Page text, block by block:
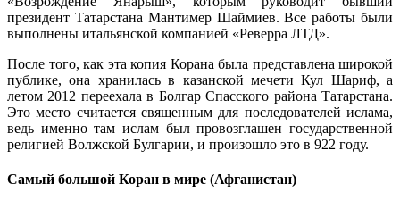
президент Татарстана Мантимер Шаймиев. Все работы были
выполнены итальянской компанией «Реверра ЛТД».
После того, как эта копия Корана была представлена широкой
публике, она хранилась в казанской мечети Кул Шариф, а
летом 2012 переехала в Болгар Спасского района Татарстана.
Это место считается священным для последователей ислама,
ведь именно там ислам был провозглашен государственной
религией Волжской Булгарии, и произошло это в 922 году.
Самый большой Коран в мире (Афганистан)